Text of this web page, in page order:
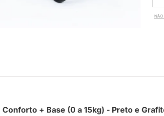
NÃO
+ Base (0 a 15kg) - Preto e